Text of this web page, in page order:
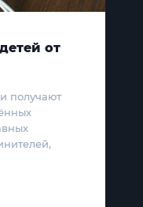
от
получают